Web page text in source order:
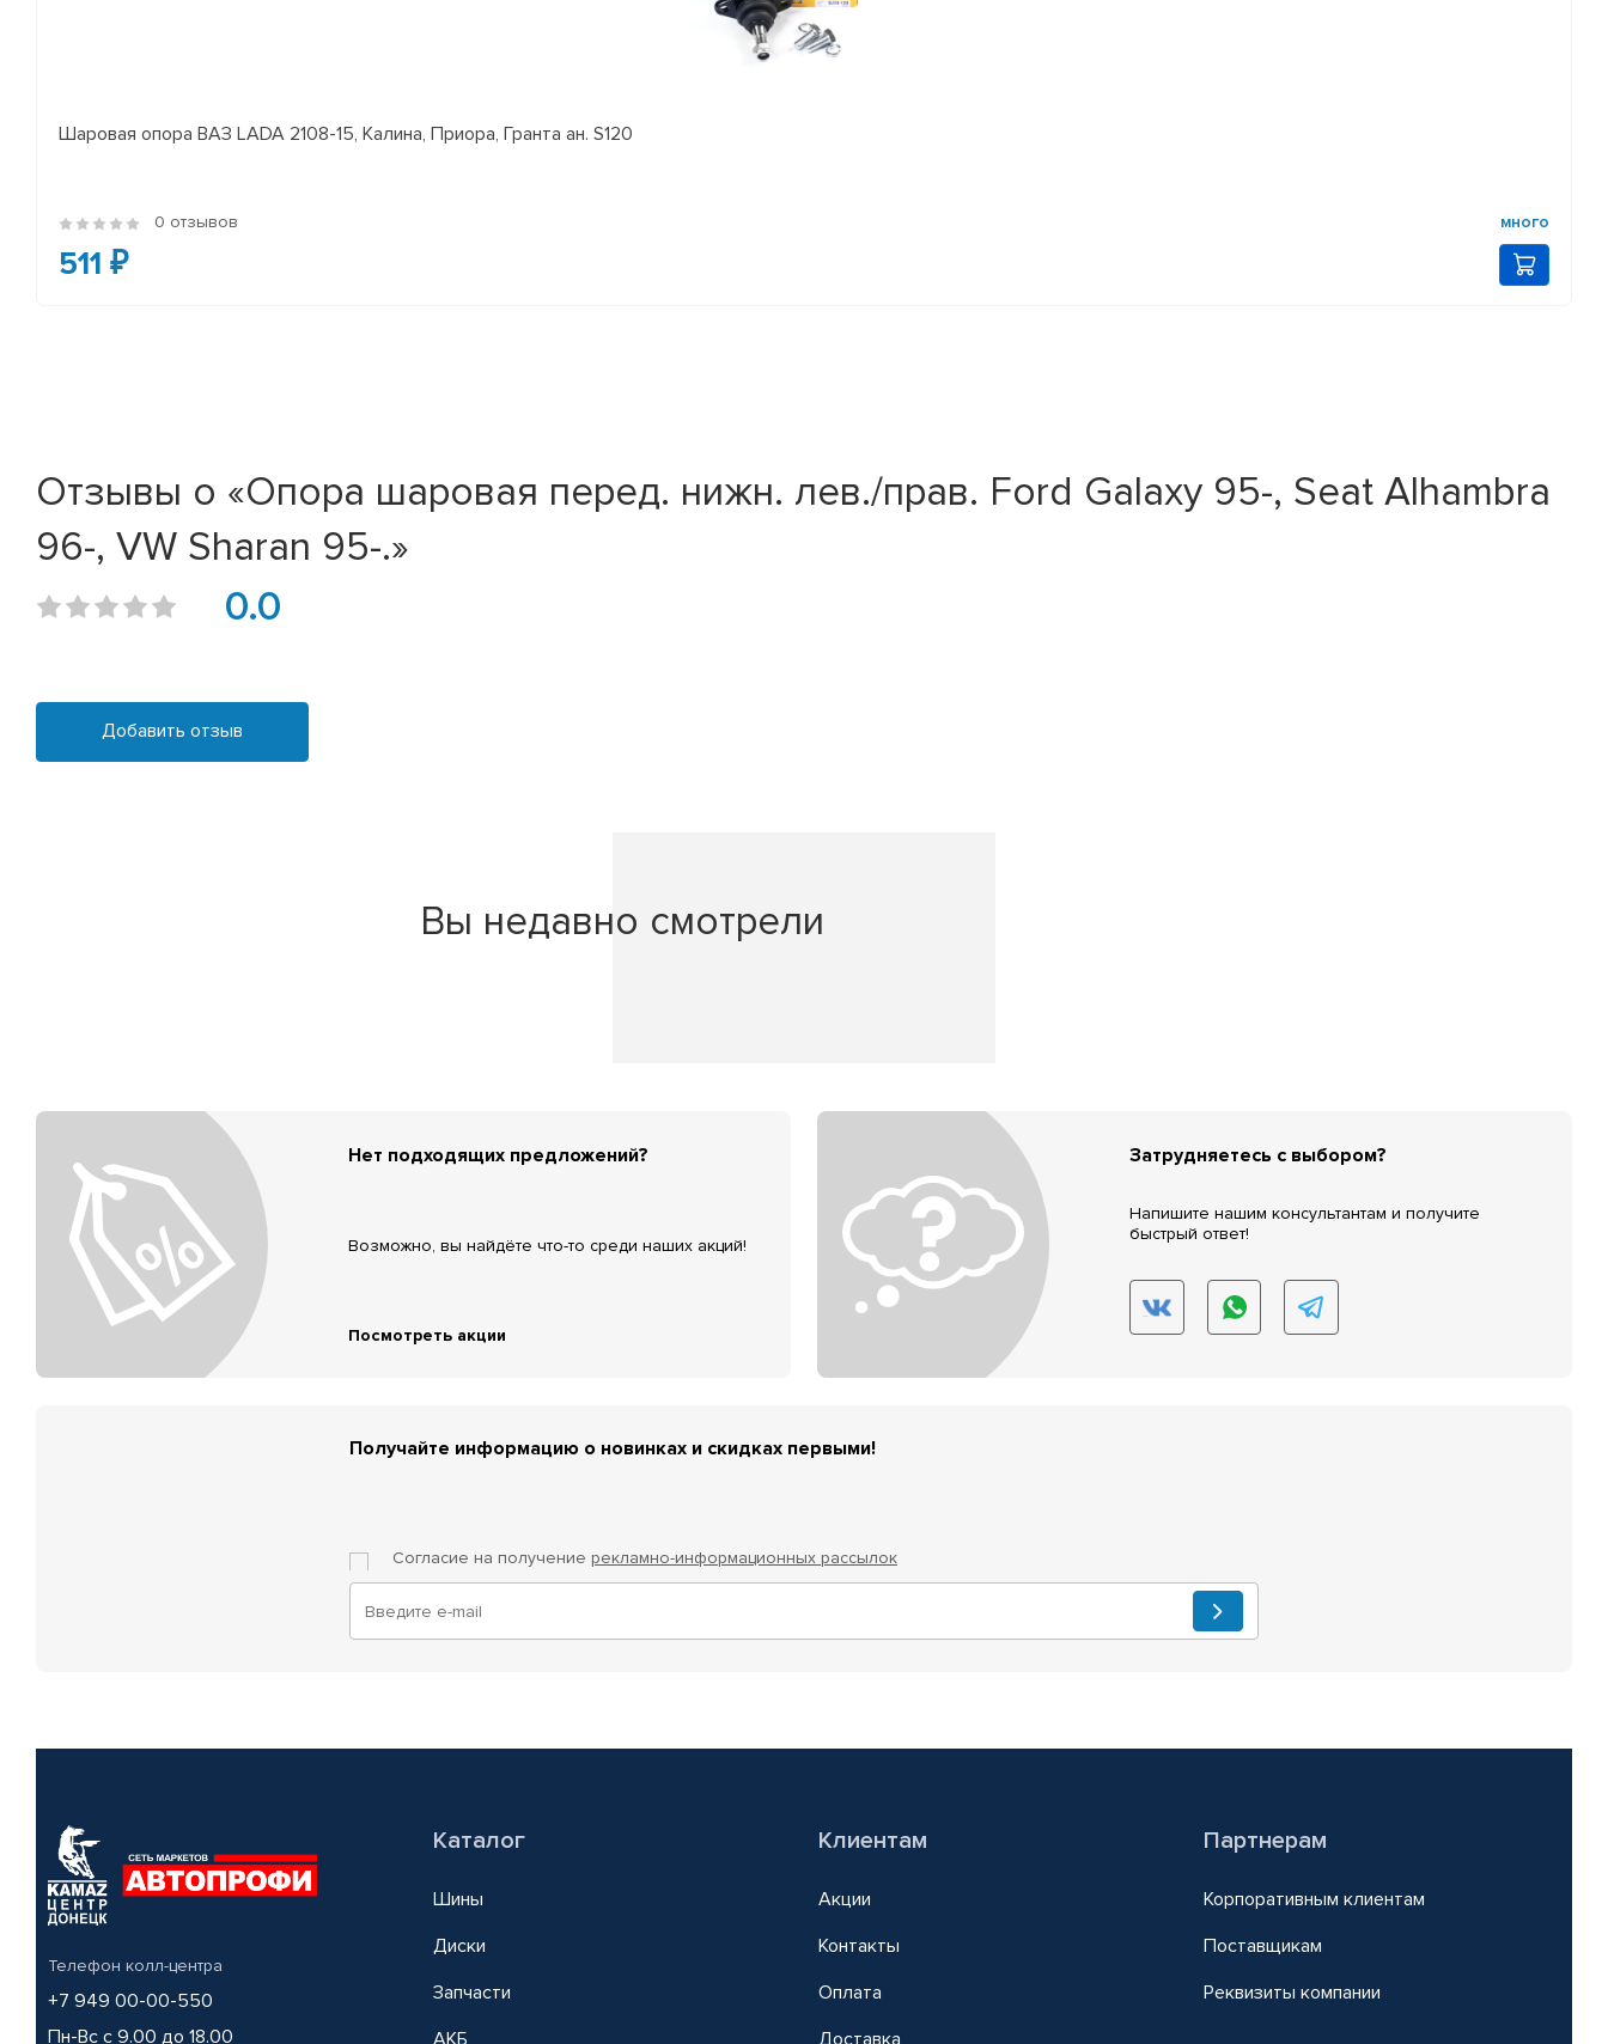
Шаровая опора ВАЗ LADA 2108-15, Калина, Приора, Гранта ан. S120
0 отзывов много
511 ₽
Отзывы о «Опора шаровая перед. нижн. лев./прав. Ford Galaxy 95-, Seat Alhambra
96-, VW Sharan 95-.»
0.0
Добавить отзыв
Вы недавно смотрели
Нет подходящих предложений?
Возможно, вы найдёте что-то среди наших акций!
Посмотреть акции
Затрудняетесь с выбором?
Напишите нашим консультантам и получите
быстрый ответ!
Получайте информацию о новинках и скидках первыми!
Согласие на получение рекламно-информационных рассылок
Телефон колл-центра
+7 949 00-00-550
Пн-Вс с 9.00 до 18.00
Каталог
Шины
Диски
Запчасти
АКБ
Клиентам
Акции
Контакты
Оплата
Доставка
Партнерам
Корпоративным клиентам
Поставщикам
Реквизиты компании